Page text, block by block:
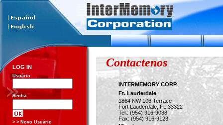
LOG IN
Usuário
Senha
> > Novo Usuário
Contactenos
INTERMEMORY CORP.
Ft. Lauderdale
1864 NW 106 Terrace
Fort Lauderdale, FL 33322
Tel.: (954) 916-9038
Fax: (954) 916-9123